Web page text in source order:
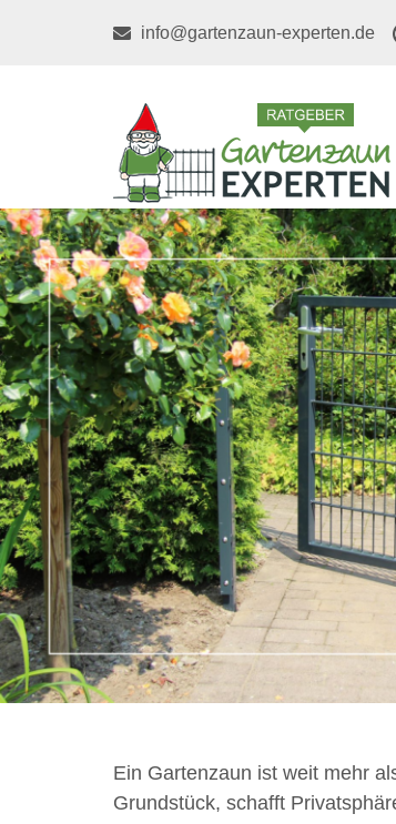
info@gartenzaun-experten.de
Ein Gartenzaun ist weit mehr
Grundstück, schafft